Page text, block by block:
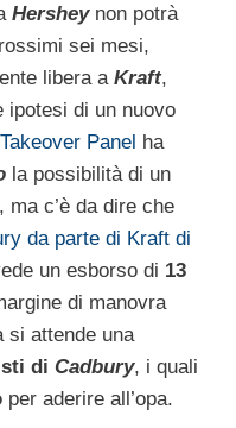
Hersheynon potrà
sei mesi,
libera a Kraft,
ipotesi di un nuovo
Takeover Panel ha
la possibilità di un
c’è da dire che
da parte di Kraft di
un esborso di 13
di manovra
si attende una
di Cadbury, i quali
per aderire all’opa.